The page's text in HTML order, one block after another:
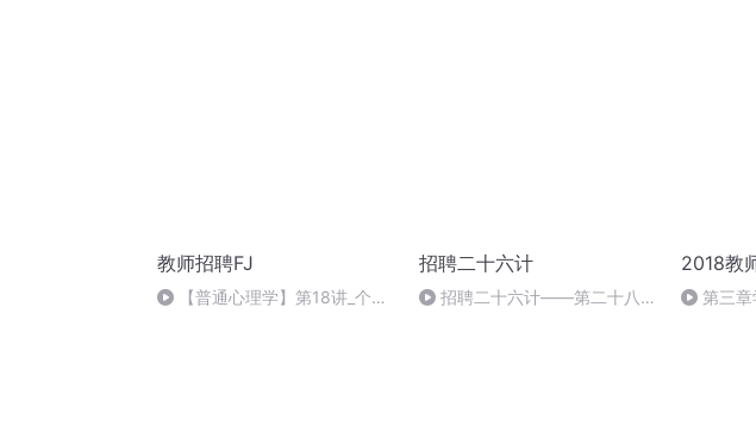
教师招聘FJ
【普通心理学】第18讲_个性
招聘二十六计
招聘二十六计——第二十八讲
2018教
第三